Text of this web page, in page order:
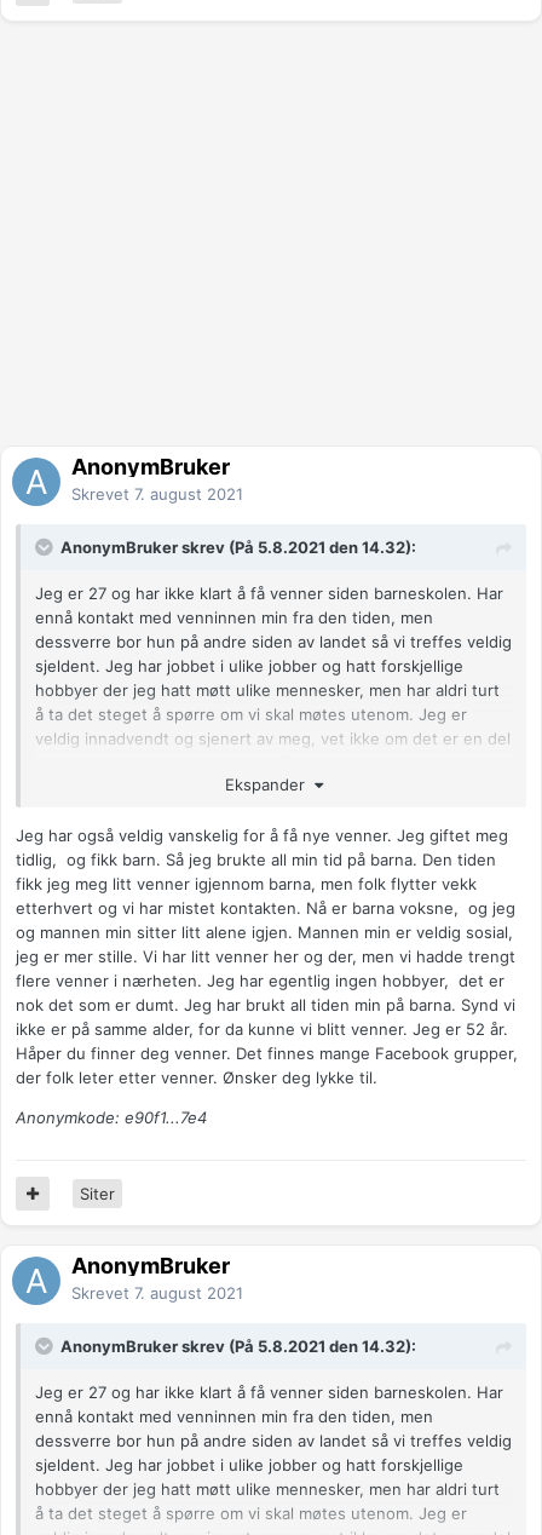
AnonymBruker
Skrevet 7. august 2021
AnonymBruker skrev (På 5.8.2021 den 14.32):
Jeg er 27 og har ikke klart å få venner siden barneskolen. Har
ennå kontakt med venninnen min fra den tiden, men
dessverre bor hun på andre siden av landet så vi treffes veldig
sjeldent. Jeg har jobbet i ulike jobber og hatt forskjellige
hobbyer der jeg hatt møtt ulike mennesker, men har aldri turt
å ta det steget å spørre om vi skal møtes utenom. Jeg er
veldig innadvendt og sjenert av meg, vet ikke om det er en del
noen råd til hva jeg kan gjøre og hva jeg gjør feil?
Anonymkode: 6cdff...b7c
Ekspander
Jeg har også veldig vanskelig for å få nye venner. Jeg giftet meg
tidlig, og fikk barn. Så jeg brukte all min tid på barna. Den tiden
fikk jeg meg litt venner igjennom barna, men folk flytter vekk
etterhvert og vi har mistet kontakten. Nå er barna voksne, og jeg
og mannen min sitter litt alene igjen. Mannen min er veldig sosial,
jeg er mer stille. Vi har litt venner her og der, men vi hadde trengt
flere venner i nærheten. Jeg har egentlig ingen hobbyer, det er
nok det som er dumt. Jeg har brukt all tiden min på barna. Synd vi
ikke er på samme alder, for da kunne vi blitt venner. Jeg er 52 år.
Håper du finner deg venner. Det finnes mange Facebook grupper,
der folk leter etter venner. Ønsker deg lykke til.
Anonymkode: e90f1...7e4
Siter
AnonymBruker
Skrevet 7. august 2021
AnonymBruker skrev (På 5.8.2021 den 14.32):
Jeg er 27 og har ikke klart å få venner siden barneskolen. Har
ennå kontakt med venninnen min fra den tiden, men
dessverre bor hun på andre siden av landet så vi treffes veldig
sjeldent. Jeg har jobbet i ulike jobber og hatt forskjellige
hobbyer der jeg hatt møtt ulike mennesker, men har aldri turt
å ta det steget å spørre om vi skal møtes utenom. Jeg er